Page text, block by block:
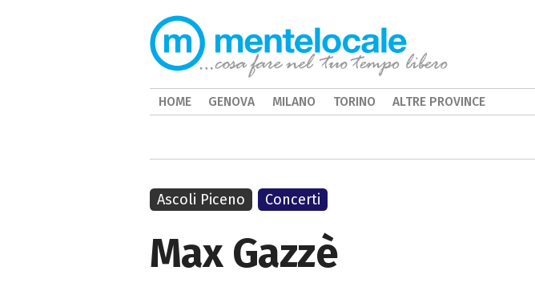
Max Gazzè
Ascoli Piceno Concerti
HOME GENOVA MILANO TORINO ALTRE PROVINCE